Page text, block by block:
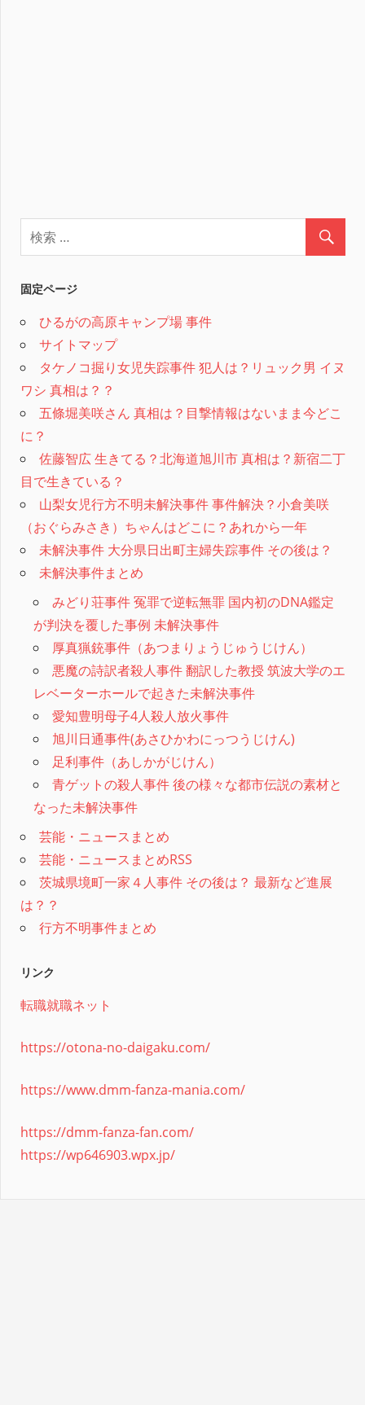
固定ページ
ひるがの高原キャンプ場 事件
サイトマップ
タケノコ掘り女児失踪事件 犯人は？リュック男 イヌ
ワシ 真相は？？
五條堀美咲さん 真相は？目撃情報はないまま今どこ
に？
佐藤智広 生きてる？北海道旭川市 真相は？新宿二丁
目で生きている？
山梨女児行方不明未解決事件 事件解決？小倉美咲
（おぐらみさき）ちゃんはどこに？あれから一年
未解決事件 大分県日出町主婦失踪事件 その後は？
未解決事件まとめ
みどり荘事件 冤罪で逆転無罪 国内初のDNA鑑定
が判決を覆した事例 未解決事件
厚真猟銃事件（あつまりょうじゅうじけん）
悪魔の詩訳者殺人事件 翻訳した教授 筑波大学のエ
レベーターホールで起きた未解決事件
愛知豊明母子4人殺人放火事件
旭川日通事件(あさひかわにっつうじけん)
足利事件（あしかがじけん）
青ゲットの殺人事件 後の様々な都市伝説の素材と
なった未解決事件
芸能・ニュースまとめ
芸能・ニュースまとめRSS
茨城県境町一家４人事件 その後は？ 最新など進展
は？？
行方不明事件まとめ
リンク
転職就職ネット
https://otona-no-daigaku.com/
https://www.dmm-fanza-mania.com/
https://dmm-fanza-fan.com/
https://wp646903.wpx.jp/